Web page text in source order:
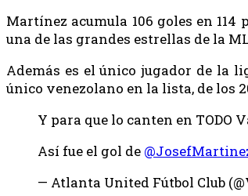
Martínez acumula 106 goles en
una de las grandes estrellas de la
Además es el único jugador de la
único venezolano en la lista, de los
Y para que lo canten en TODO
Así fue el gol de
— Atlanta United Fútbol Club